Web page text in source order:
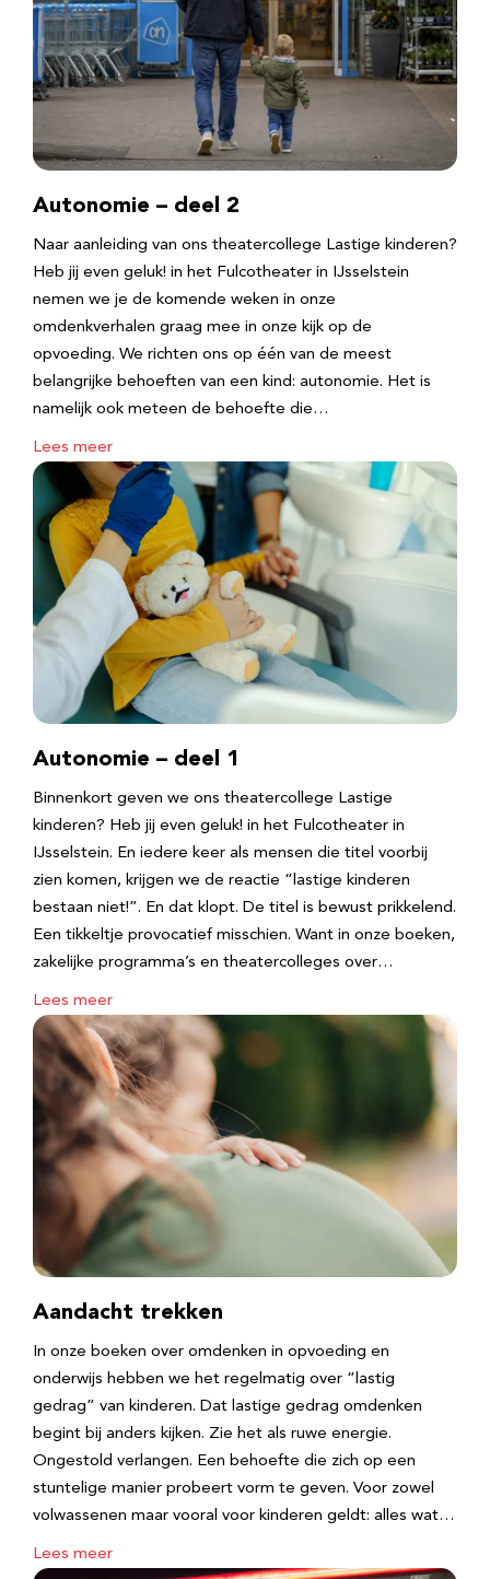
Autonomie – deel 2
Naar aanleiding van ons theatercollege Lastige kinderen?
Heb jij even geluk! in het Fulcotheater in IJsselstein
nemen we je de komende weken in onze
omdenkverhalen graag mee in onze kijk op de
opvoeding. We richten ons op één van de meest
belangrijke behoeften van een kind: autonomie. Het is
namelijk ook meteen de behoefte die…
Lees meer
Autonomie – deel 1
Binnenkort geven we ons theatercollege Lastige
kinderen? Heb jij even geluk! in het Fulcotheater in
IJsselstein. En iedere keer als mensen die titel voorbij
zien komen, krijgen we de reactie “lastige kinderen
bestaan niet!”. En dat klopt. De titel is bewust prikkelend.
Een tikkeltje provocatief misschien. Want in onze boeken,
zakelijke programma’s en theatercolleges over…
Lees meer
Aandacht trekken
In onze boeken over omdenken in opvoeding en
onderwijs hebben we het regelmatig over “lastig
gedrag” van kinderen. Dat lastige gedrag omdenken
begint bij anders kijken. Zie het als ruwe energie.
Ongestold verlangen. Een behoefte die zich op een
stuntelige manier probeert vorm te geven. Voor zowel
volwassenen maar vooral voor kinderen geldt: alles wat…
Lees meer